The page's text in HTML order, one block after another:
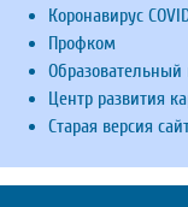
Коронавирус
Профком
Образовательный
Центр развития
Старая версия